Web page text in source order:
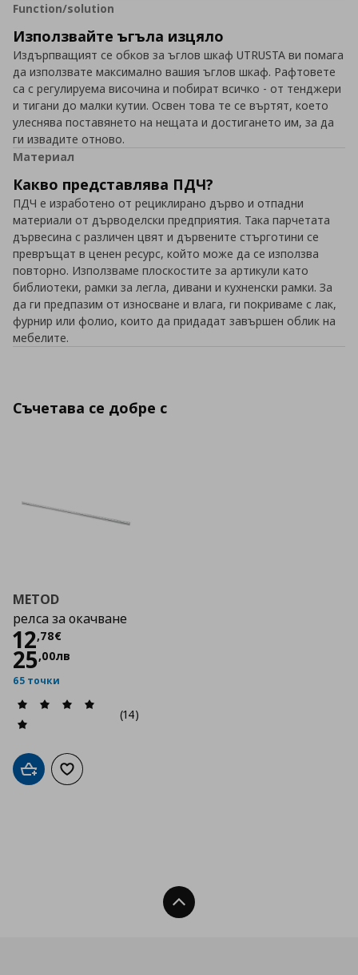
Function/solution
Използвайте ъгъла изцяло
Издърпващият се обков за ъглов шкаф UTRUSTA ви помага
да използвате максимално вашия ъглов шкаф. Рафтовете
са с регулируема височина и побират всичко - от тенджери
и тигани до малки кутии. Освен това те се въртят, което
улеснява поставянето на нещата и достигането им, за да
ги извадите отново.
Материал
Какво представлява ПДЧ?
ПДЧ е изработенo от рециклирано дърво и отпадни
материали от дърводелски предприятия. Така парчетата
дървесина с различен цвят и дървените стърготини се
превръщат в ценен ресурс, който може да се използва
повторно. Използваме плоскостите за артикули като
библиотеки, рамки за легла, дивани и кухненски рамки. За
да ги предпазим от износване и влага, ги покриваме с лак,
фурнир или фолио, които да придадат завършен облик на
мебелите.
Съчетава се добре с
METOD
релса за окачване
12,78€
Цена
25,00лв
65 точки
(14)
Добави в кошницата
Добави към списъка с любими
Нагоре